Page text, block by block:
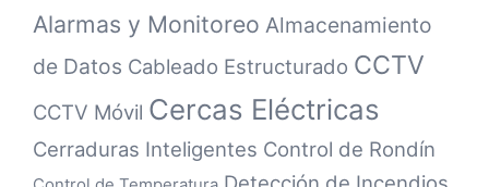
Alarmas y Monitoreo Almacenamiento
de Datos Cableado Estructurado CCTV
CCTV Móvil Cercas Eléctricas
Cerraduras Inteligentes Control de Rondín